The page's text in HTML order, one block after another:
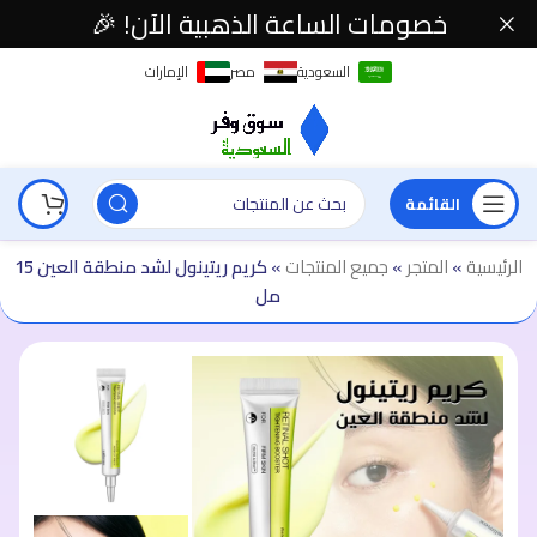
السعودية مصر الإمارات
القائمة
الرئيسية»المتجر»جميع المنتجات»
كريم ريتينول لشد منطقة العين 15
مل
خصومات الساعة الذهبية الآن! 🎉